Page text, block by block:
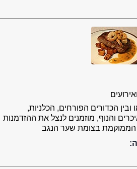
הכדורים הפורחים, הכלניות,
והנוף, מוזמנים לנצל את ההזדמנות
בצומת שער הנגב